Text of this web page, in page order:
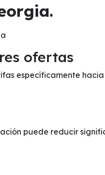
ofertas
específicamente
puede reducir